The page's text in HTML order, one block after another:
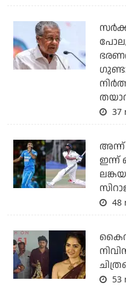
37
അന്ന്
ഇന്ന്
48
53